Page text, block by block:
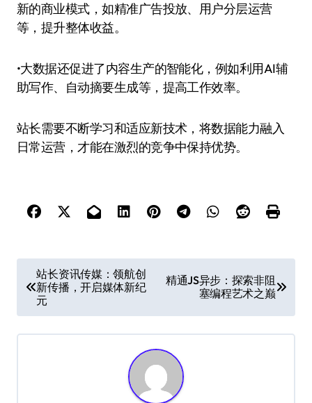
新的商业模式，如精准广告投放、用户分层运营
等，提升整体收益。
•大数据还促进了内容生产的智能化，例如利用AI辅
助写作、自动摘要生成等，提高工作效率。
站长需要不断学习和适应新技术，将数据能力融入
日常运营，才能在激烈的竞争中保持优势。
章
导
航
站长资讯传媒：领航创
新传播，开启媒体新纪
元
精通JS异步：探索非阻
塞编程艺术之巅